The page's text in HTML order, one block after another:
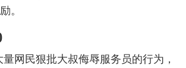
。
网民狠批大叔侮辱服务员的行为，